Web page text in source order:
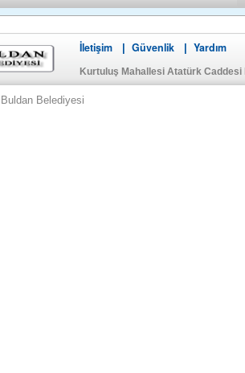
İletişim Güvenlik Yardım
Kurtuluş Mahallesi Atatürk Caddesi
Belediyesi